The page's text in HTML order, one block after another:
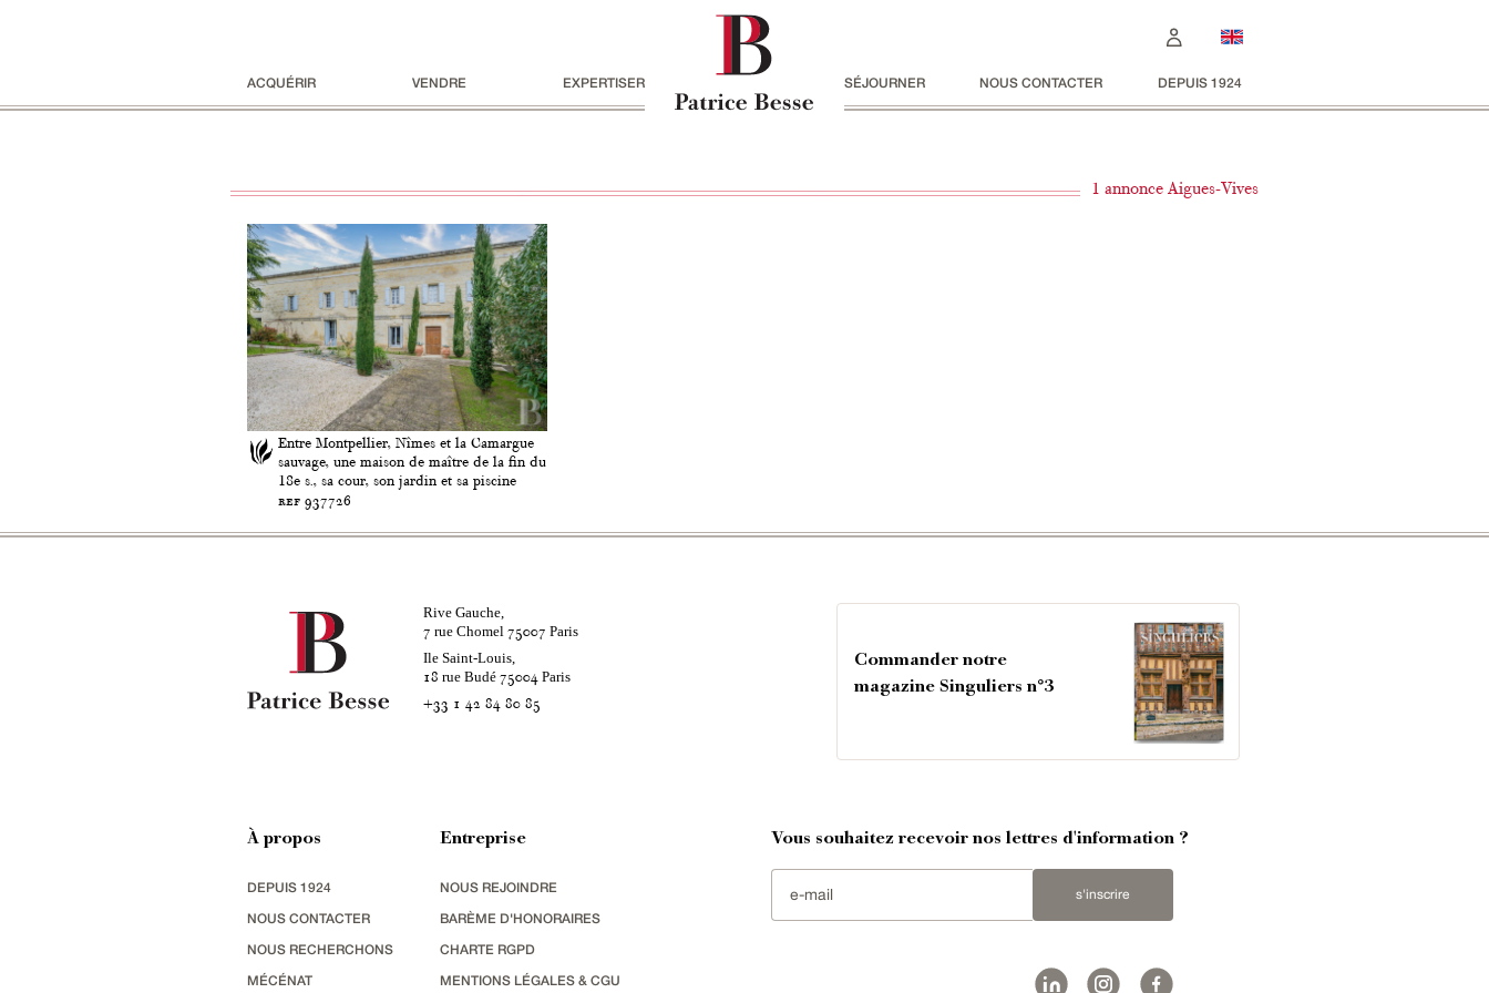
ACQUÉRIR VENDRE EXPERTISER SÉJOURNER NOUS CONTACTER DEPUIS 1924
1 annonce Aigues-Vives
Entre Montpellier, Nîmes et la Camargue
sauvage, une maison de maître de la fin du
18e s., sa cour, son jardin et sa piscine
ref 937726
Rive Gauche,
7 rue Chomel 75007 Paris
Ile Saint-Louis,
18 rue Budé 75004Paris
+33 1 42 84 80 85
Commander notre
magazine Singuliers n°3
À propos
DEPUIS 1924
NOUS CONTACTER
NOUS RECHERCHONS
MÉCÉNAT
Entreprise
NOUS REJOINDRE
BARÈME D'HONORAIRES
CHARTE RGPD
MENTIONS LÉGALES & CGU
Vous souhaitez recevoir nos lettres d'information ?
s'inscrire